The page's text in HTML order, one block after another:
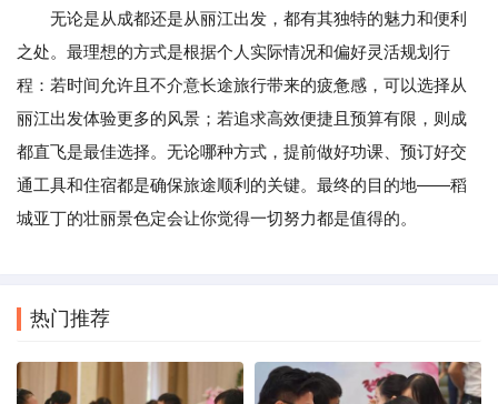
无论是从成都还是从丽江出发，都有其独特的魅力和便利
之处。最理想的方式是根据个人实际情况和偏好灵活规划行
程：若时间允许且不介意长途旅行带来的疲惫感，可以选择从
丽江出发体验更多的风景；若追求高效便捷且预算有限，则成
都直飞是最佳选择。无论哪种方式，提前做好功课、预订好交
通工具和住宿都是确保旅途顺利的关键。最终的目的地——稻
城亚丁的壮丽景色定会让你觉得一切努力都是值得的。
热门推荐